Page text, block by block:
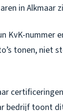
in Alkmaar
KvK-nummer
tonen, niet
bedrijf toont